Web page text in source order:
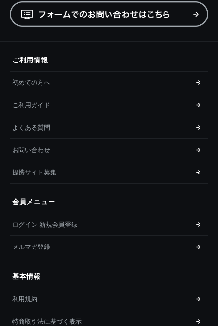
ご利用情報
初めての方へ
ご利用ガイド
よくある質問
お問い合わせ
提携サイト募集
会員メニュー
ログイン 新規会員登録
メルマガ登録
基本情報
利用規約
特商取引法に基づく表示